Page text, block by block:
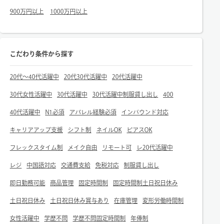
900万円以上 1000万円以上
こだわり条件から探す
20代～40代活躍中 20代30代活躍中 20代活躍中
30代女性活躍中 30代活躍中 30代活躍中制服貸し出し 400
40代活躍中 N1必須 アパレル経験必須 インバウンド対応
キャリアアップ支援 シフト制 ネイルOK ピアスOK
フレックスタイム制 メイク自由 リモート可 レ20代活躍中
レジ 中国語対応 交通費支給 免税対応 制服貸し出し
即日勤務可能 商品管理 固定時間制 固定時間制土日祝日休み
土日祝日休み 土日祝日休み賞与あり 在庫管理 変形労働時間制
女性活躍中 学歴不問 学歴不問固定時間制 年俸制